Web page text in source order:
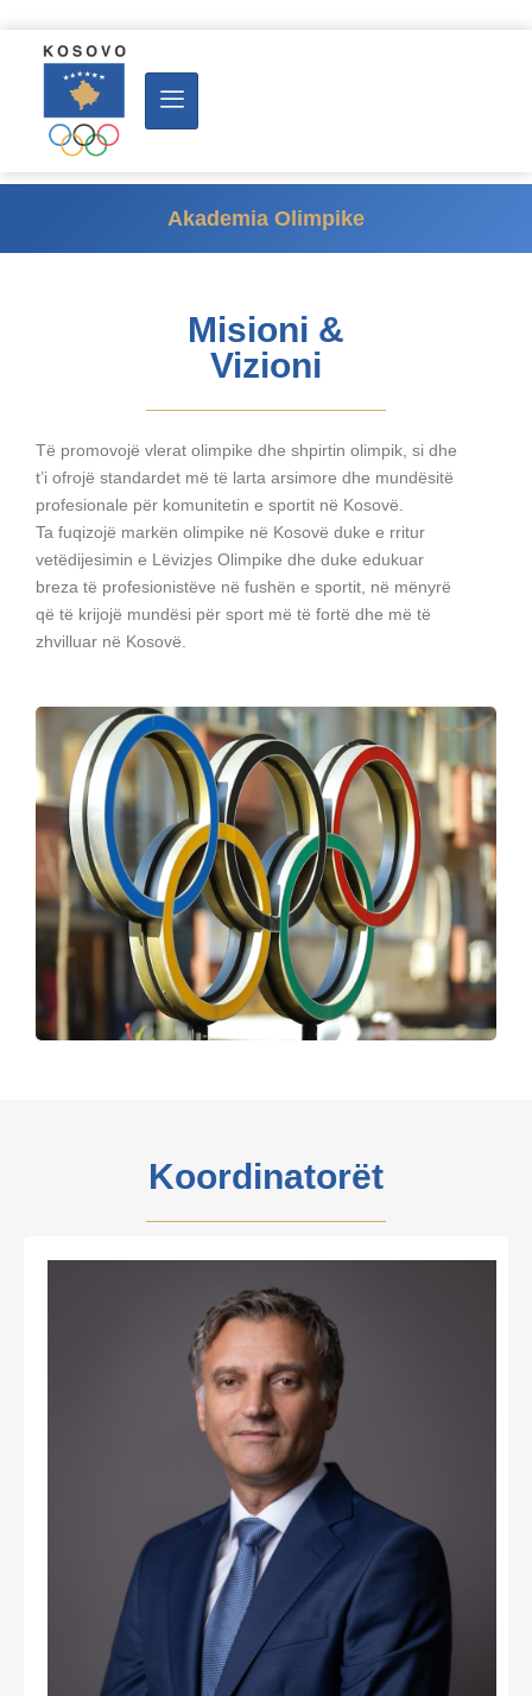
Akademia Olimpike
Misioni &
Vizioni
Të promovojë vlerat olimpike dhe shpirtin olimpik, si dhe
t’i ofrojë standardet më të larta arsimore dhe mundësitë
profesionale për komunitetin e sportit në Kosovë.
Ta fuqizojë markën olimpike në Kosovë duke e rritur
vetëdijesimin e Lëvizjes Olimpike dhe duke edukuar
breza të profesionistëve në fushën e sportit, në mënyrë
që të krijojë mundësi për sport më të fortë dhe më të
zhvilluar në Kosovë.
Koordinatorët